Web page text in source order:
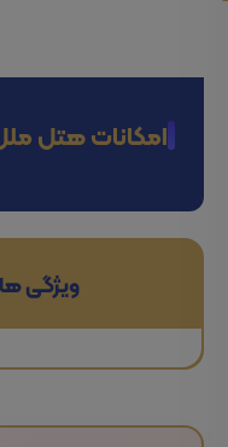
امکانات هتل
ویژگی